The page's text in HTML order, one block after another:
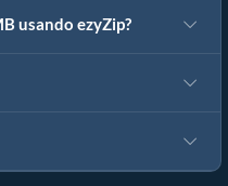
usando ezyZip?